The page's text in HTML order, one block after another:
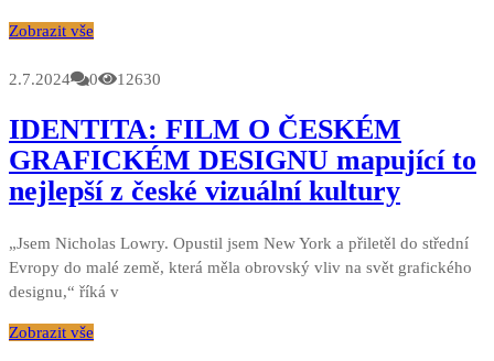
Zobrazit vše
2.7.2024 0 12630
IDENTITA: FILM O ČESKÉM
GRAFICKÉM DESIGNU mapující to
nejlepší z české vizuální kultury
„Jsem Nicholas Lowry. Opustil jsem New York a přiletěl do střední
Evropy do malé země, která měla obrovský vliv na svět grafického
designu,“ říká v
Zobrazit vše